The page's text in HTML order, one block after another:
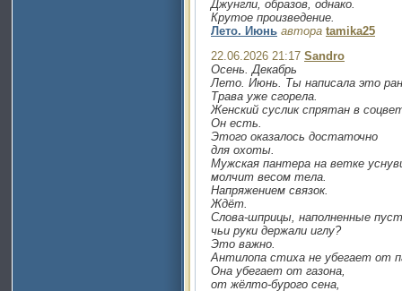
Джунгли, образов, однако.
Крутое произведение.
Лето. Июнь автора tamika25
22.06.2026 21:17 Sandro
Осень. Декабрь
Лето. Июнь. Ты написала это
Трава уже сгорела.
Женский суслик спрятан в
Он есть.
Этого оказалось достаточно
для охоты.
Мужская пантера на ветке
молчит весом тела.
Напряжением связок.
Ждёт.
Слова-шприцы, наполненные
чьи руки держали иглу?
Это важно.
Антилопа стиха не убегает от
Она убегает от газона,
от жёлто-бурого сена,